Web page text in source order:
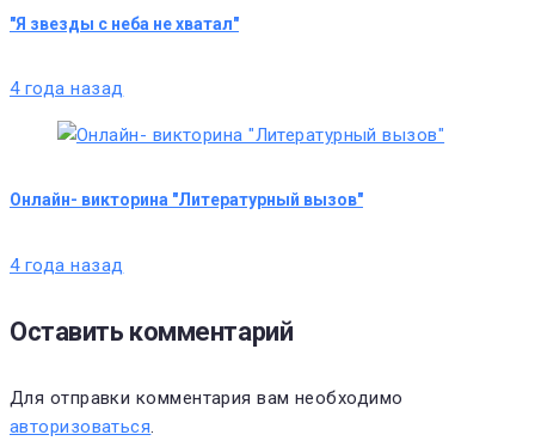
"Я звезды с неба не хватал"
4 года назад
Онлайн- викторина "Литературный вызов"
4 года назад
Оставить комментарий
Для отправки комментария вам необходимо
авторизоваться.